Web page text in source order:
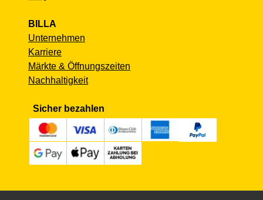
BILLA
Unternehmen
Karriere
Märkte & Öffnungszeiten
Nachhaltigkeit
Sicher bezahlen